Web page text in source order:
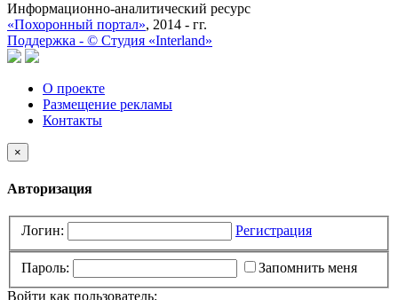
Информационно-аналитический ресурс
«Похоронный портал», 2014 - гг.
Поддержка - © Cтудия «Interland»
О проекте
Размещение рекламы
Контакты
×
Авторизация
Логин: Регистрация
Пароль:
Запомнить меня
Войти как пользователь: